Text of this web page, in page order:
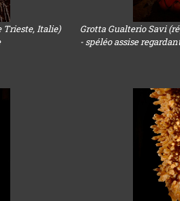
Trieste, Italie)
Grotta Gualterio Savi
- spéléo assise